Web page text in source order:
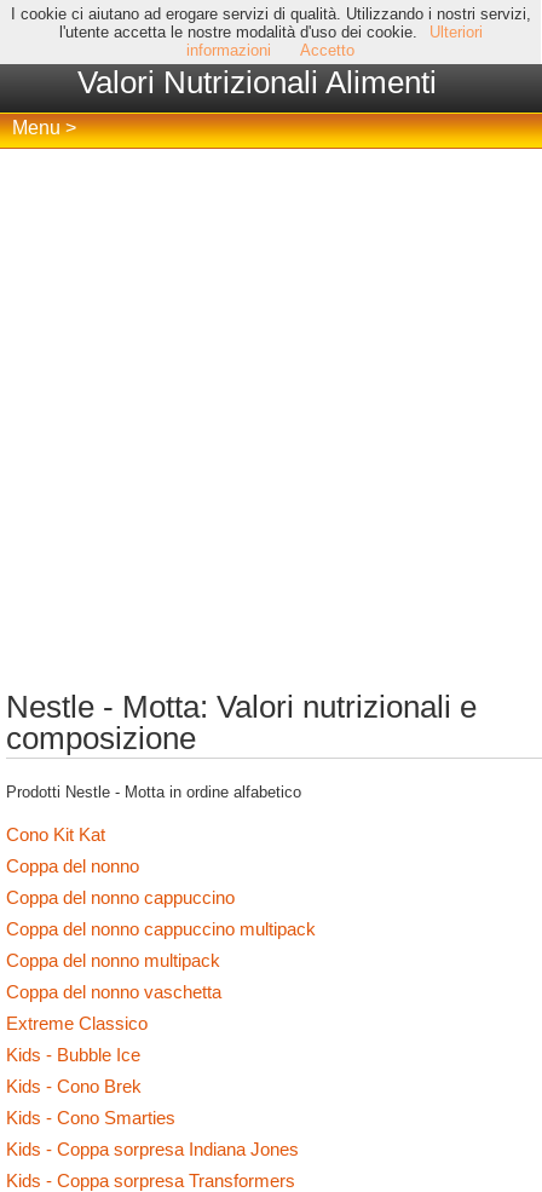
I cookie ci aiutano ad erogare servizi di qualità. Utilizzando i nostri servizi,
l'utente accetta le nostre modalità d'uso dei cookie.
Ulteriori
informazioni
Accetto
Valori Nutrizionali Alimenti
Menu >
Nestle - Motta: Valori nutrizionali e
composizione
Prodotti Nestle - Motta in ordine alfabetico
Cono Kit Kat
Coppa del nonno
Coppa del nonno cappuccino
Coppa del nonno cappuccino multipack
Coppa del nonno multipack
Coppa del nonno vaschetta
Extreme Classico
Kids - Bubble Ice
Kids - Cono Brek
Kids - Cono Smarties
Kids - Coppa sorpresa Indiana Jones
Kids - Coppa sorpresa Transformers